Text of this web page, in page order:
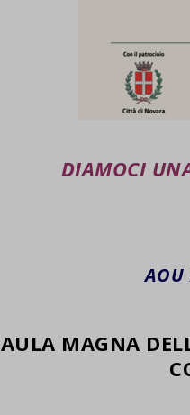
DIAMOCI
AOU
AULA MAGNA